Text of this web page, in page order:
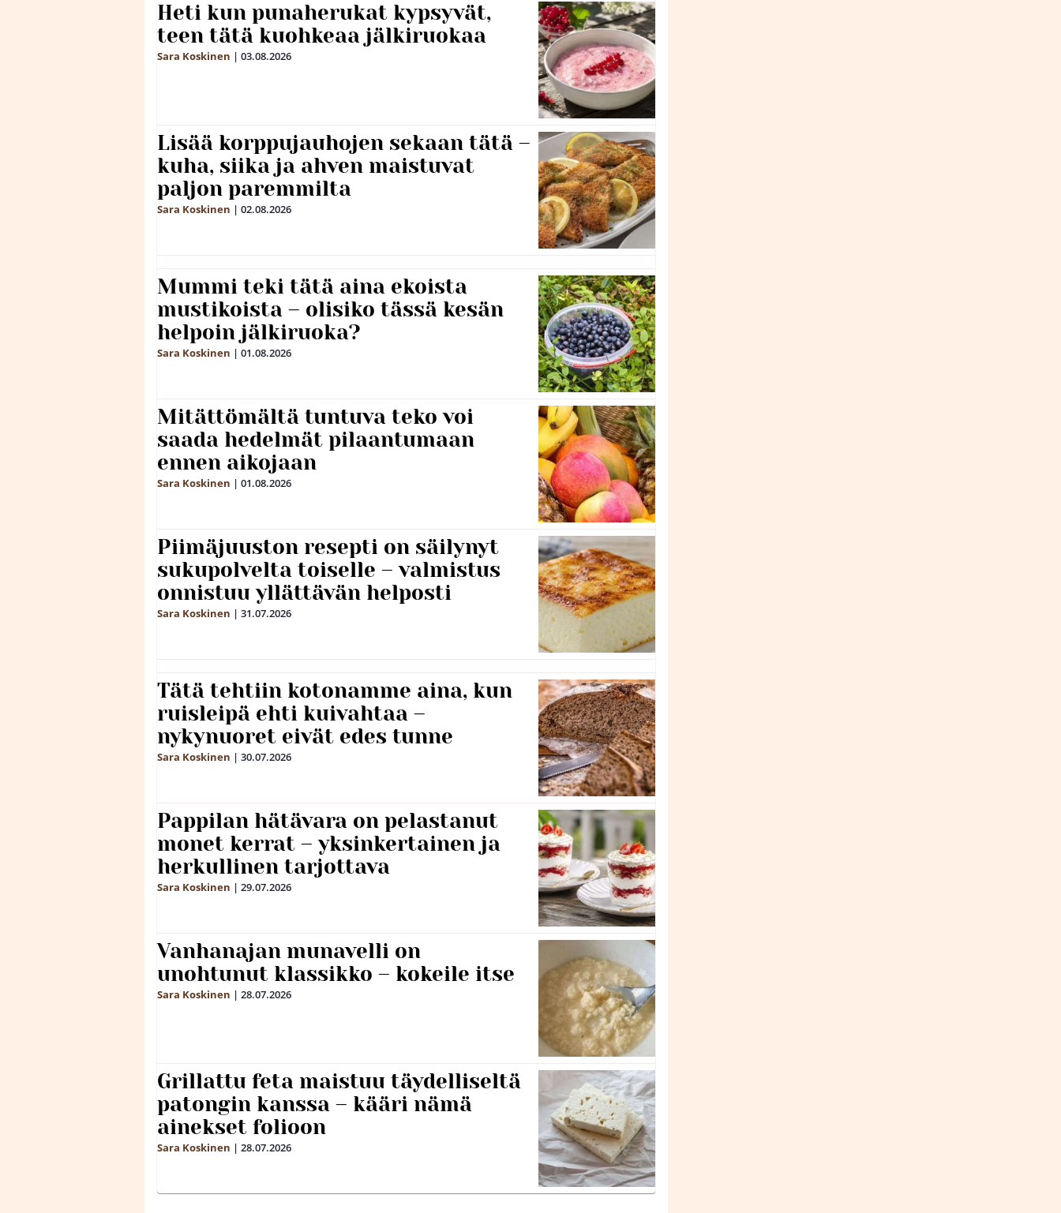
Heti kun punaherukat kypsyvät,
teen tätä kuohkeaa jälkiruokaa
Sara Koskinen | 03.08.2026
Lisää korppujauhojen sekaan tätä –
kuha, siika ja ahven maistuvat
paljon paremmilta
Sara Koskinen | 02.08.2026
Mummi teki tätä aina ekoista
mustikoista – olisiko tässä kesän
helpoin jälkiruoka?
Sara Koskinen | 01.08.2026
Mitättömältä tuntuva teko voi
saada hedelmät pilaantumaan
ennen aikojaan
Sara Koskinen | 01.08.2026
Piimäjuuston resepti on säilynyt
sukupolvelta toiselle – valmistus
onnistuu yllättävän helposti
Sara Koskinen | 31.07.2026
Tätä tehtiin kotonamme aina, kun
ruisleipä ehti kuivahtaa –
nykynuoret eivät edes tunne
Sara Koskinen | 30.07.2026
Pappilan hätävara on pelastanut
monet kerrat – yksinkertainen ja
herkullinen tarjottava
Sara Koskinen | 29.07.2026
Vanhanajan munavelli on
unohtunut klassikko – kokeile itse
Sara Koskinen | 28.07.2026
Grillattu feta maistuu täydelliseltä
patongin kanssa – kääri nämä
ainekset folioon
Sara Koskinen | 28.07.2026